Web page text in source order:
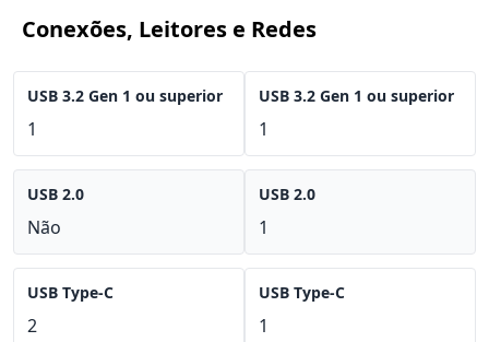
Conexões, Leitores e Redes
USB 3.2 Gen 1 ou superior
1
USB 2.0
Não
USB Type-C
2
USB 3.2 Gen 1 ou superior
1
USB 2.0
1
USB Type-C
1